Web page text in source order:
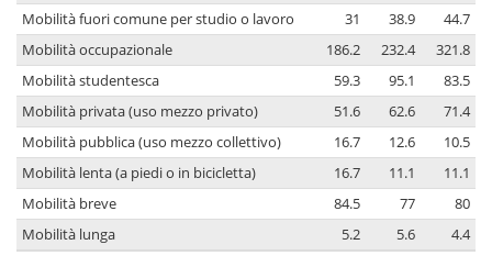
Mobilità fuori comune per studio o lavoro
31 38.9
44.7
Mobilità occupazionale
186.2 232.4
321.8
Mobilità studentesca
59.3 95.1
83.5
Mobilità privata (uso mezzo privato)
51.6 62.6
71.4
Mobilità pubblica (uso mezzo collettivo)
16.7 12.6
10.5
Mobilità lenta (a piedi o in bicicletta)
16.7 11.1
11.1
Mobilità breve
84.5 77
80
Mobilità lunga
5.2 5.6 4.4